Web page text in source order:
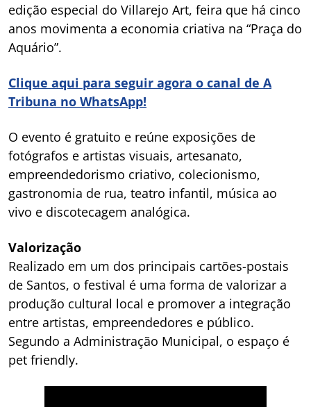
edição especial do Villarejo Art, feira que há cinco
anos movimenta a economia criativa na “Praça do
Aquário”.
Clique aqui para seguir agora o canal de A
Tribuna no WhatsApp!
O evento é gratuito e reúne exposições de
fotógrafos e artistas visuais, artesanato,
empreendedorismo criativo, colecionismo,
gastronomia de rua, teatro infantil, música ao
vivo e discotecagem analógica.
Valorização
Realizado em um dos principais cartões-postais
de Santos, o festival é uma forma de valorizar a
produção cultural local e promover a integração
entre artistas, empreendedores e público.
Segundo a Administração Municipal, o espaço é
pet friendly.